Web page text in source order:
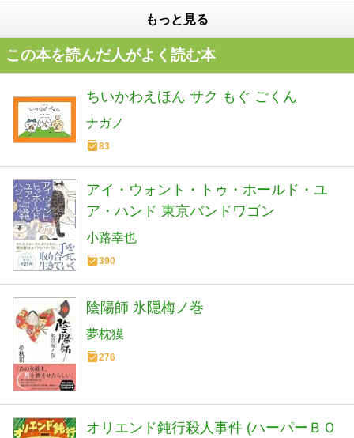
もっと見る
この本を読んだ人がよく読む本
ちいかわえほん サク もぐ ごくん
ナガノ
83
アイ・ウォント・トゥ・ホールド・ユ
ア・ハンド 東京バンドワゴン
小路幸也
390
陰陽師 氷隠梅ノ巻
夢枕獏
276
オリエンド鈍行殺人事件 (ハーパーＢＯ